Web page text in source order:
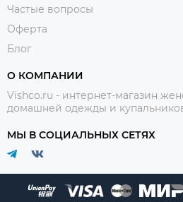
Частые вопросы
Оферта
Блог
О КОМПАНИИ
Vishco.ru - интернет-магазин
домашней одежды и
МЫ В СОЦИАЛЬНЫХ СЕТЯХ